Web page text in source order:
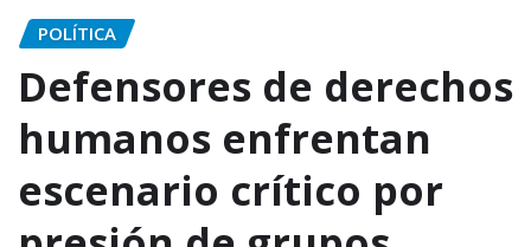
POLÍTICA
Defensores de derechos
humanos enfrentan
escenario crítico por